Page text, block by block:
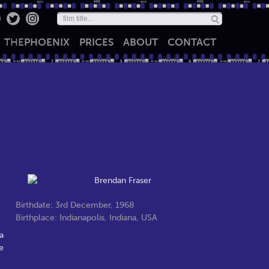
THEPHOENIX PRICES ABOUT CONTACT
Birthdate: 3rd December, 1968
Birthplace: Indianapolis, Indiana, USA